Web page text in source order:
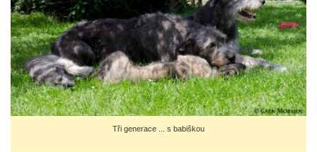
Tři generace ... s babiškou